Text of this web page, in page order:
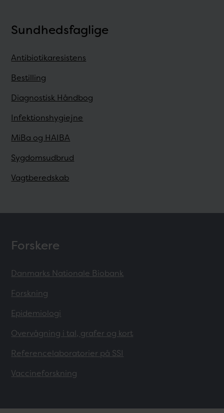
Sundhedsfaglige
Antibiotikaresistens
Bestilling
Diagnostisk Håndbog
Infektionshygiejne
MiBa og HAIBA
Sygdomsudbrud
Vagtberedskab
Forskere
Danmarks Nationale Biobank
Forskning
Epidemiologi
Overvågning i tal, grafer og kort
Referencelaboratorier på SSI
Vaccineforskning